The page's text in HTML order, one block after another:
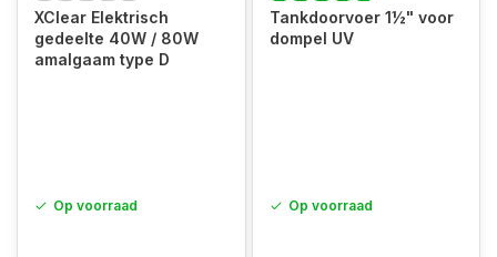
XClear Elektrisch
gedeelte 40W / 80W
amalgaam type D
Op voorraad
Tankdoorvoer 1½" voor
dompel UV
Op voorraad